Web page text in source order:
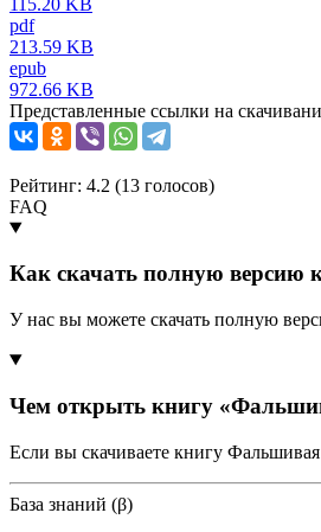
pdf
213.59 KB
epub
972.66 KB
Представленные ссылки на
Рейтинг: 4.2 (13 голосов)
FAQ
Как скачать полную версию
У нас вы можете скачать полную
Чем открыть книгу
Если вы скачиваете книгу
База знаний (β)